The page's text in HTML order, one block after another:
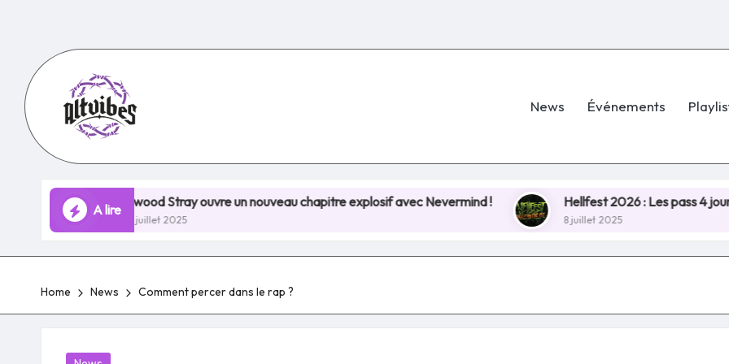
content
News
Événements
A lire
Elwood Stray ouvre un nouveau chapitre explosif avec Nevermind !
28 juillet 2025
Hellfest 2026 : Les pass 4 jours écoulés en
8 juillet 2025
Home News Comment percer dans le rap ?